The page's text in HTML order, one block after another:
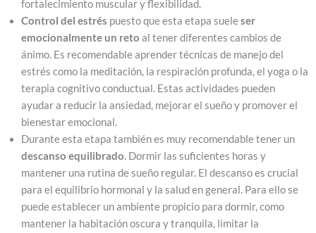
fortalecimiento muscular y flexibilidad.
Control del estrés puesto que esta etapa sueleser
emocionalmente un reto al tener diferentes cambios de
ánimo. Es recomendable aprender técnicas de manejo del
estrés como la meditación, la respiración profunda, el yoga o la
terapia cognitivo conductual. Estas actividades pueden
ayudar a reducir la ansiedad, mejorar el sueño y promover el
bienestar emocional.
Durante esta etapa también es muy recomendable tener un
descanso equilibrado. Dormir las suficientes horas y
mantener una rutina de sueño regular. El descanso es crucial
para el equilibrio hormonal y la salud en general. Para ello se
puede establecer un ambiente propicio para dormir, como
mantener la habitación oscura y tranquila, limitar la